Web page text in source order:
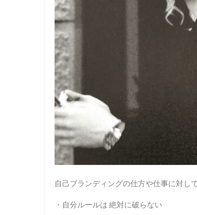
自己ブランディングの仕方や仕事に対し
・自分ルールは 絶対に破らない